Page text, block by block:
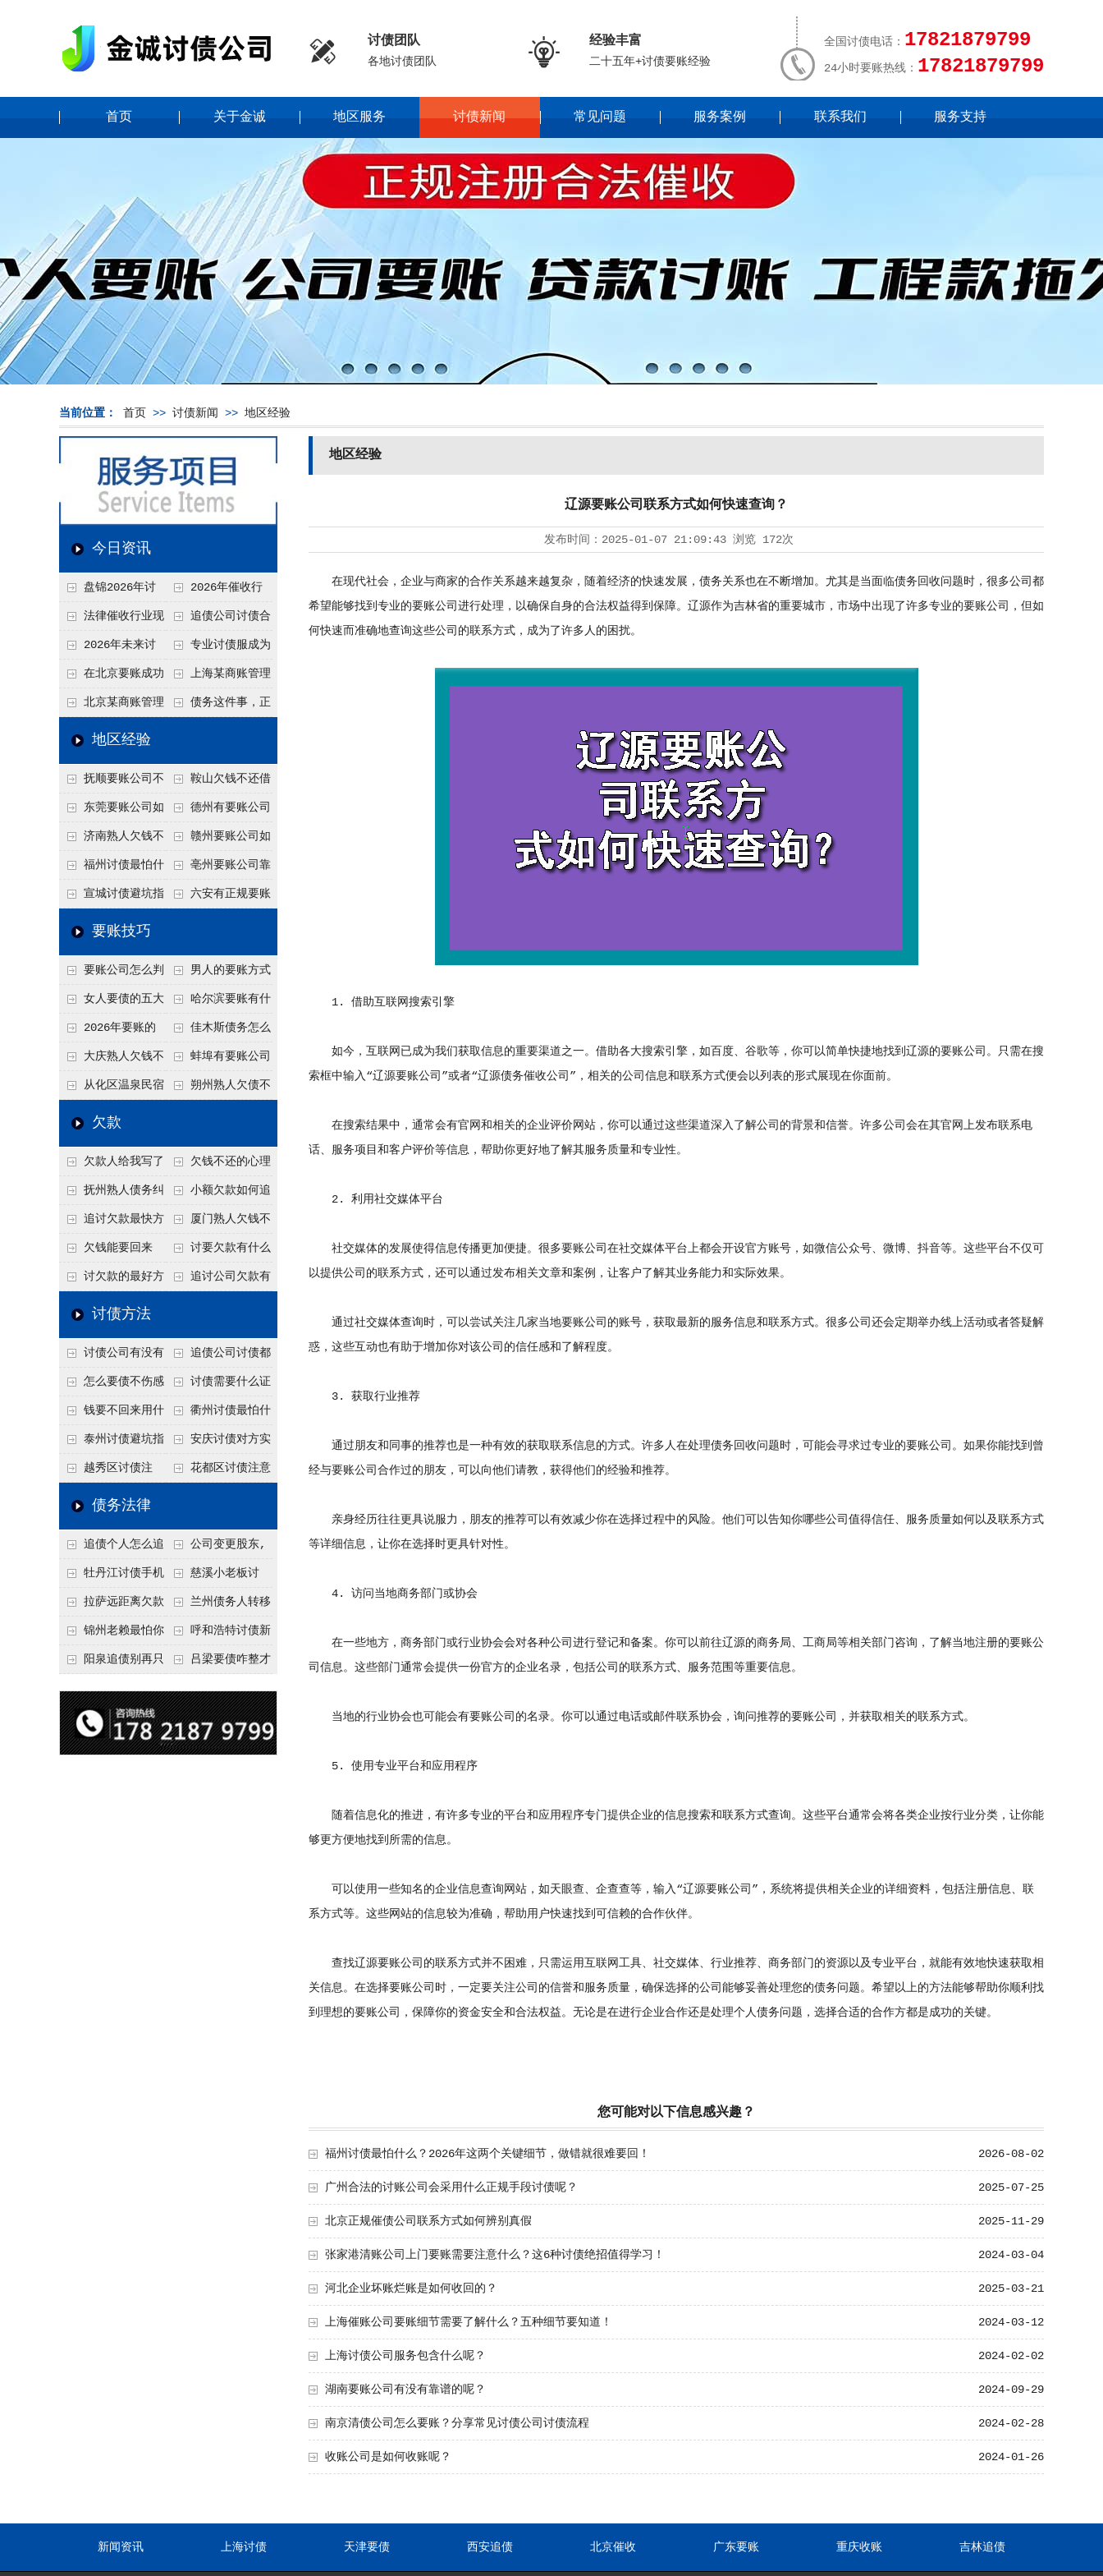
 讨债团队
各地讨债团队  经验丰富
二十五年+讨债要账经验
全国讨债电话： 17821879799
24小时要账热线： 17821879799
首页 关于金诚 地区服务 讨债新闻 常见问题 服务案例 联系我们 服务支持
当前位置： 首页 >> 讨债新闻 >> 地区经验
今日资讯
盘锦2026年讨
债新趋势
2026年催收行
业发展现状、竞争格
局及未来趋势分析
法律催收行业现
状、合规痛点与未来
发展趋势深度解析
追债公司讨债合
法方法总结
2026年未来讨
债要账公司发展趋势
专业讨债服成为
2026年的发展趋势
在北京要账成功
率高吗？未来追账公
司发展趋势引发行业
上海某商账管理
机构聚焦合规服务
北京某商账管理
服务机构持续提升合
力企业化解应收账款
难题
债务这件事，正
地区经验
抚顺要账公司不
敢透漏的追回方法是
什么？
鞍山欠钱不还借
口太多？2026年这3
句反问话术，直接把
他后路堵死
东莞要账公司如
何有效要账讨债？20
26年合法追债经验总
结！
德州有要账公司
吗？如何合法讨债才
不沾风险？
济南熟人欠钱不
还？
赣州要账公司如
何有效讨债？合法追
债四步秘籍
福州讨债最怕什
么？2026年这两个关
键细节，做错就很难
亳州要账公司靠
谱吗？合法讨债四步
宣城讨债避坑指
南：2026年这2个细
回！
六安有正规要账
要账技巧
要账公司怎么判
断这个案子能不能
接？接案评估的标准
男人的要账方式
是什么呢？
女人要债的五大
绝招,轻松搞定
哈尔滨要账有什
么合法手段？2026年
最新追账方式总结！
2026年要账的
七个小方法
佳木斯债务怎么
追回呢？2026年成功
要账就用这2招
大庆熟人欠钱不
还躲猫猫？2026年这
个“诉前调解”成功率
蚌埠有要账公司
吗？2026年这3个方
从化区温泉民宿
老板借钱不还？2026
施压，立马主动结清
朔州熟人欠债不
死账变活
欠款
欠款人给我写了
还款计划书有用吗？
书面承诺的法律效力
欠钱不还的心理
是什么？读懂欠款人
的心态催收事半功倍
抚州熟人债务纠
纷咋办？这一招好开
口
小额欠款如何追
讨
追讨欠款最快方
法是什么？
厦门熟人欠钱不
还？2026年合法秘
籍！
欠钱能要回来
吗？
讨要欠款有什么
好办法
讨欠款的最好方 追讨公司欠款有
讨债方法
讨债公司有没有
行业协会？正规机构
的行业自律和认证
追债公司讨债都
有哪些手段
怎么要债不伤感
情？
讨债需要什么证
据
钱要不回来用什
么方法要回来
衢州讨债最怕什
么？2026年这两个关
键细节，做错就很难
泰州讨债避坑指
南：2026年这2个细
节不注意，钱很难要
安庆讨债对方实
在没钱咋办？
越秀区讨债注
意！没有借条只有微
把钱要回来
花都区讨债注意
节点”催收最有效
债务法律
追债个人怎么追
回呢？2026年最新绝
招选择！
公司变更股东,
变更前的债权债务谁
承担
牡丹江讨债手机
搞定：2026年线上立
案追债全流程，足不
出户
慈溪小老板讨
债，2026年这2个本
地行业协会出面，比
法院传票快
拉萨远距离欠款
对方在牧区联系不
上，2026年委托当地
兰州债务人转移
财产后申请破产，20
26年破产程序里还能
锦州老赖最怕你
懂这1条，2026
罪”详解，能判刑
呼和浩特讨债新
招：2026年用“律师
成本低见效快
阳泉追债别再只
类隐形财产（公积
金、保单）也能执行
吕梁要债咋整才
调解渠道，比找公司
强
地区经验
辽源要账公司联系方式如何快速查询？
发布时间： 2025-01-07 21:09:43 浏览 172次
在现代社会，企业与商家的合作关系越来越复杂，随着经济的快速发展，债务关系也在不断增加。尤其是当面临债务回收问题时，很多公司都
希望能够找到专业的要账公司进行处理，以确保自身的合法权益得到保障。辽源作为吉林省的重要城市，市场中出现了许多专业的要账公司，但如
何快速而准确地查询这些公司的联系方式，成为了许多人的困扰。
1. 借助互联网搜索引擎
如今，互联网已成为我们获取信息的重要渠道之一。借助各大搜索引擎，如百度、谷歌等，你可以简单快捷地找到辽源的要账公司。只需在搜
索框中输入“辽源要账公司”或者“辽源债务催收公司”，相关的公司信息和联系方式便会以列表的形式展现在你面前。
在搜索结果中，通常会有官网和相关的企业评价网站，你可以通过这些渠道深入了解公司的背景和信誉。许多公司会在其官网上发布联系电
话、服务项目和客户评价等信息，帮助你更好地了解其服务质量和专业性。
2. 利用社交媒体平台
社交媒体的发展使得信息传播更加便捷。很多要账公司在社交媒体平台上都会开设官方账号，如微信公众号、微博、抖音等。这些平台不仅可
以提供公司的联系方式，还可以通过发布相关文章和案例，让客户了解其业务能力和实际效果。
通过社交媒体查询时，可以尝试关注几家当地要账公司的账号，获取最新的服务信息和联系方式。很多公司还会定期举办线上活动或者答疑解
惑，这些互动也有助于增加你对该公司的信任感和了解程度。
3. 获取行业推荐
通过朋友和同事的推荐也是一种有效的获取联系信息的方式。许多人在处理债务回收问题时，可能会寻求过专业的要账公司。如果你能找到曾
经与要账公司合作过的朋友，可以向他们请教，获得他们的经验和推荐。
亲身经历往往更具说服力，朋友的推荐可以有效减少你在选择过程中的风险。他们可以告知你哪些公司值得信任、服务质量如何以及联系方式
等详细信息，让你在选择时更具针对性。
4. 访问当地商务部门或协会
在一些地方，商务部门或行业协会会对各种公司进行登记和备案。你可以前往辽源的商务局、工商局等相关部门咨询，了解当地注册的要账公
司信息。这些部门通常会提供一份官方的企业名录，包括公司的联系方式、服务范围等重要信息。
当地的行业协会也可能会有要账公司的名录。你可以通过电话或邮件联系协会，询问推荐的要账公司，并获取相关的联系方式。
5. 使用专业平台和应用程序
随着信息化的推进，有许多专业的平台和应用程序专门提供企业的信息搜索和联系方式查询。这些平台通常会将各类企业按行业分类，让你能
够更方便地找到所需的信息。
可以使用一些知名的企业信息查询网站，如天眼查、企查查等，输入“辽源要账公司”，系统将提供相关企业的详细资料，包括注册信息、联
系方式等。这些网站的信息较为准确，帮助用户快速找到可信赖的合作伙伴。
查找辽源要账公司的联系方式并不困难，只需运用互联网工具、社交媒体、行业推荐、商务部门的资源以及专业平台，就能有效地快速获取相
关信息。在选择要账公司时，一定要关注公司的信誉和服务质量，确保选择的公司能够妥善处理您的债务问题。希望以上的方法能够帮助你顺利找
到理想的要账公司，保障你的资金安全和合法权益。无论是在进行企业合作还是处理个人债务问题，选择合适的合作方都是成功的关键。
您可能对以下信息感兴趣？
2026-08-02
福州讨债最怕什么？2026年这两个关键细节，做错就很难要回！
2025-07-25
广州合法的讨账公司会采用什么正规手段讨债呢？
2025-11-29
北京正规催债公司联系方式如何辨别真假
2024-03-04
张家港清账公司上门要账需要注意什么？这6种讨债绝招值得学习！
2025-03-21
河北企业坏账烂账是如何收回的？
2024-03-12
上海催账公司要账细节需要了解什么？五种细节要知道！
2024-02-02
上海讨债公司服务包含什么呢？
2024-09-29
湖南要账公司有没有靠谱的呢？
2024-02-28
南京清债公司怎么要账？分享常见讨债公司讨债流程
2024-01-26
收账公司是如何收账呢？
新闻资讯 上海讨债 天津要债 西安追债 北京催收 广东要账 重庆收账 吉林追债